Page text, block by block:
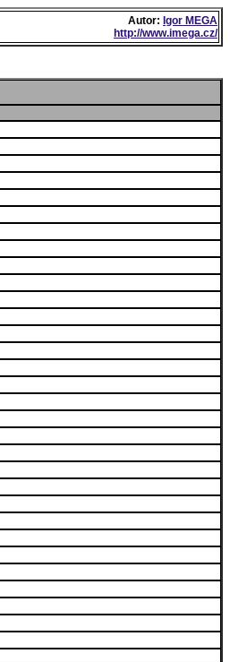
Autor: Igor MEGA
http://www.imega.cz/